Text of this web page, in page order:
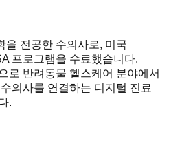
을 전공한 수의사로, 미국
프로그램을 수료했습니다.
로 반려동물 헬스케어 분야에서
의사를 연결하는 디지털 진료
.